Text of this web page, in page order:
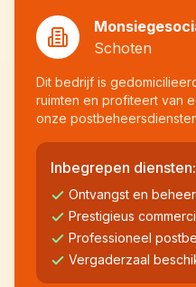
Schoten
Dit bedrijf is
ruimten en profiteert van
onze
Inbegrepen diensten:
Ontvangst en
Prestigieus
Professioneel
Vergaderzaal